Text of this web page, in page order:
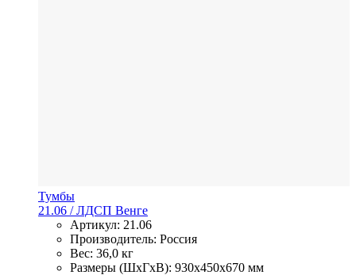
Тумбы
21.06 / ЛДСП Венге
Артикул: 21.06
Производитель: Россия
Вес: 36,0 кг
Размеры (ШхГхВ): 930x450x670 мм